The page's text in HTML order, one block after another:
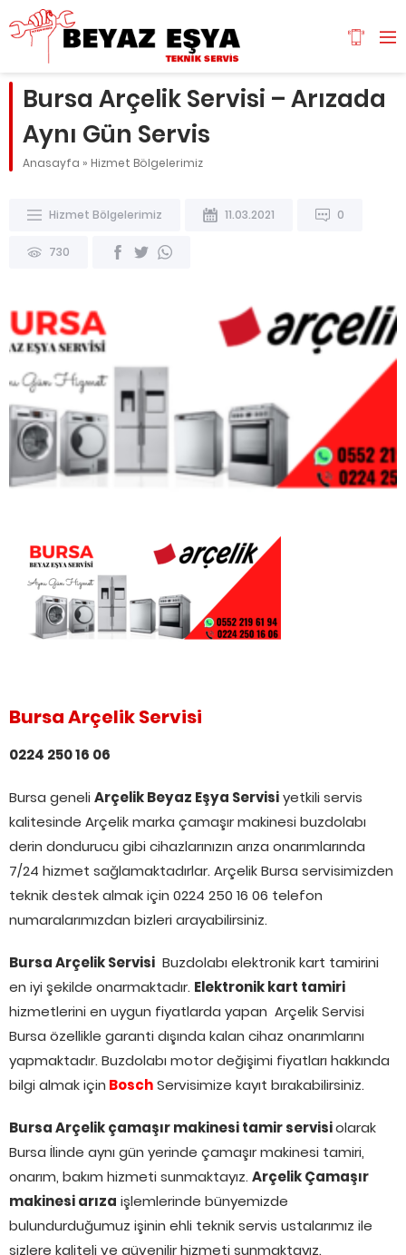
Bursa Arçelik Servisi – Arızada
Aynı Gün Servis
Anasayfa » Hizmet Bölgelerimiz
Hizmet Bölgelerimiz 11.03.2021 0
730
Bursa Arçelik Servisi
0224 250 16 06
Bursa geneli Arçelik Beyaz Eşya Servisiyetkili servis
kalitesinde Arçelik marka çamaşır makinesi buzdolabı
derin dondurucu gibi cihazlarınızın arıza onarımlarında
7/24 hizmet sağlamaktadırlar. Arçelik Bursa servisimizden
teknik destek almak için 0224 250 16 06 telefon
numaralarımızdan bizleri arayabilirsiniz.
Bursa Arçelik Servisi Buzdolabı elektronik kart tamirini
en iyi şekilde onarmaktadır. Elektronik kart tamiri
hizmetlerini en uygun fiyatlarda yapan Arçelik Servisi
Bursa özellikle garanti dışında kalan cihaz onarımlarını
yapmaktadır. Buzdolabı motor değişimi fiyatları hakkında
bilgi almak için BoschServisimize kayıt bırakabilirsiniz.
Bursa Arçelik çamaşır makinesi tamir servisiolarak
Bursa İlinde aynı gün yerinde çamaşır makinesi tamiri,
onarım, bakım hizmeti sunmaktayız. Arçelik Çamaşır
makinesi arıza işlemlerinde bünyemizde
bulundurduğumuz işinin ehli teknik servis ustalarımız ile
sizlere kaliteli ve güvenilir hizmeti sunmaktayız.